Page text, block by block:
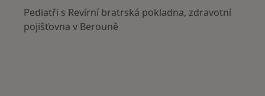
Pediatři s Revírní bratrská pokladna, zdravotní
pojišťovna v Berouně